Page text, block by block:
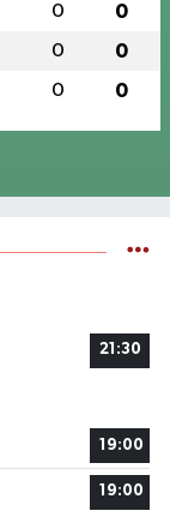
0 0
0 0
0 0
21:30
19:00
19:00